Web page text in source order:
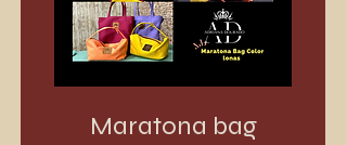
Maratona bag